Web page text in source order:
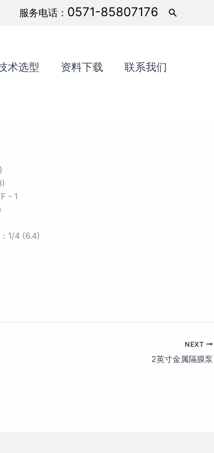
服务电话： 0571-85807176
搜
术选型 资料下载 联系我们
- 1
1/4 (6.4)
NEXT
2英寸金属隔膜泵